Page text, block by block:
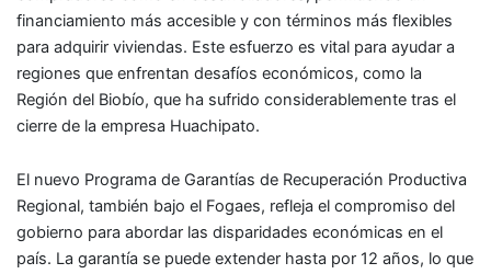
financiamiento más accesible y con términos más flexibles
para adquirir viviendas. Este esfuerzo es vital para ayudar a
regiones que enfrentan desafíos económicos, como la
Región del Biobío, que ha sufrido considerablemente tras el
cierre de la empresa Huachipato.
El nuevo Programa de Garantías de Recuperación Productiva
Regional, también bajo el Fogaes, refleja el compromiso del
gobierno para abordar las disparidades económicas en el
país. La garantía se puede extender hasta por 12 años, lo que